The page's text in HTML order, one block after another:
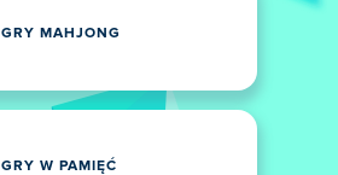
GRY MAHJONG
GRY W PAMIĘĆ